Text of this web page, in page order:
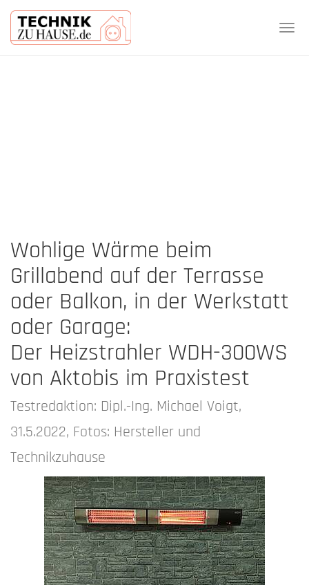
Wohlige Wärme beim
Grillabend auf der Terrasse
oder Balkon, in der Werkstatt
oder Garage:
Der Heizstrahler WDH-300WS
von Aktobis im Praxistest
Testredaktion: Dipl.-Ing. Michael Voigt,
31.5.2022, Fotos: Hersteller und
Technikzuhause